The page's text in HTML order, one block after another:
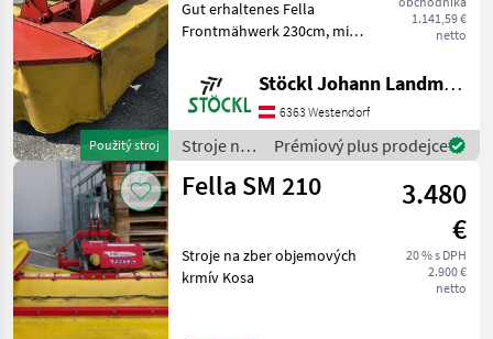
KM
310
SM
270
SM
911
TL
SM
9314
TL
KCB
Použitý stroj
1.141,59 €
netto
Gut erhaltenes Fella
Frontmähwerk 230cm, mit
objemových krmív Kosa
Stöckl Johann Landmaschinen GesmbH & Co KG
6363 Westendorf
Stroje na
zber
objemových
Prémiový plus prodejce
Fella SM 210
3.480
€
20 % s DPH
2.900 €
netto
Stroje na zber objemových
krmív Kosa